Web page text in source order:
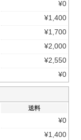
¥0
¥1,400
¥1,700
¥2,000
¥2,550
¥0
送料
¥0
¥1,400